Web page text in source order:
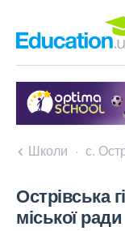
Школи с.
Острівська
міської ради